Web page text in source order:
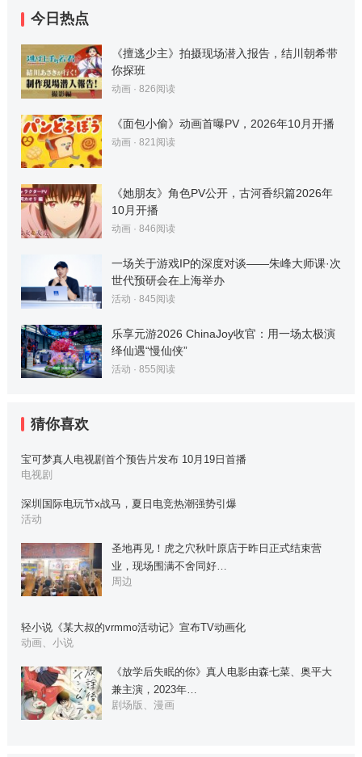
今日热点
《擅逃少主》拍摄现场潜入报告，结川朝希带
你探班
动画· 826阅读
《面包小偷》动画首曝PV，2026年10月开播
动画· 821 阅读
《她朋友》角色PV公开，古河香织篇2026年
10月开播
动画· 846阅读
一场关于游戏IP的深度对谈——朱峰大师课·次
世代预研会在上海举办
活动 · 845阅读
乐享元游2026 ChinaJoy收官：用一场太极演
绎仙遇“慢仙侠”
活动 · 855阅读
猜你喜欢
宝可梦真人电视剧首个预告片发布 10月19日首播
电视剧
深圳国际电玩节x战马，夏日电竞热潮强势引爆
活动
圣地再见！虎之穴秋叶原店于昨日正式结束营
业，现场围满不舍同好…
周边
轻小说《某大叔的vrmmo活动记》宣布TV动画化
动画、小说
《放学后失眠的你》真人电影由森七菜、奥平大
兼主演，2023年…
剧场版、漫画